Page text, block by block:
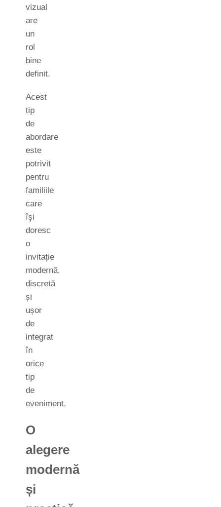
vizual
are
un
rol
bine
definit.
Acest
tip
de
abordare
este
potrivit
pentru
familiile
care
își
doresc
o
invitație
modernă,
discretă
și
ușor
de
integrat
în
orice
tip
de
eveniment.
O
alegere
modernă
și